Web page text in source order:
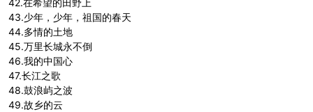
42.在希望的田野上
43.少年，少年，祖国的春天
44.多情的土地
45.万里长城永不倒
46.我的中国心
47.长江之歌
48.鼓浪屿之波
49.故乡的云